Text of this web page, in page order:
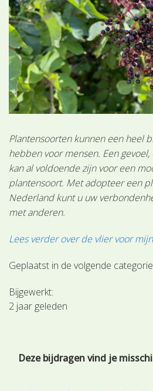
Plantensoorten kunnen een heel
hebben voor mensen. Een
kan al voldoende zijn voor een
plantensoort. Met adopteer een
Nederland kunt u uw
met anderen.
Lees verder over de vlier voor
Geplaatst in de volgende
Bijgewerkt:
2 jaar geleden
Deze bijdragen vind je